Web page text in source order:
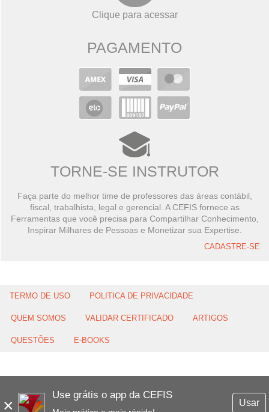
×
Use grátis o app da CEFIS
Usar
Clique para acessar
PAGAMENTO
TORNE-SE INSTRUTOR
Faça parte do melhor time de professores das áreas contábil,
fiscal, trabalhista, legal e gerencial. A CEFIS fornece as
Ferramentas que você precisa para Compartilhar Conhecimento,
Inspirar Milhares de Pessoas e Monetizar sua Expertise.
CADASTRE-SE
TERMO DE USO POLITICA DE PRIVACIDADE
QUEM SOMOS VALIDAR CERTIFICADO ARTIGOS
QUESTÕES E-BOOKS